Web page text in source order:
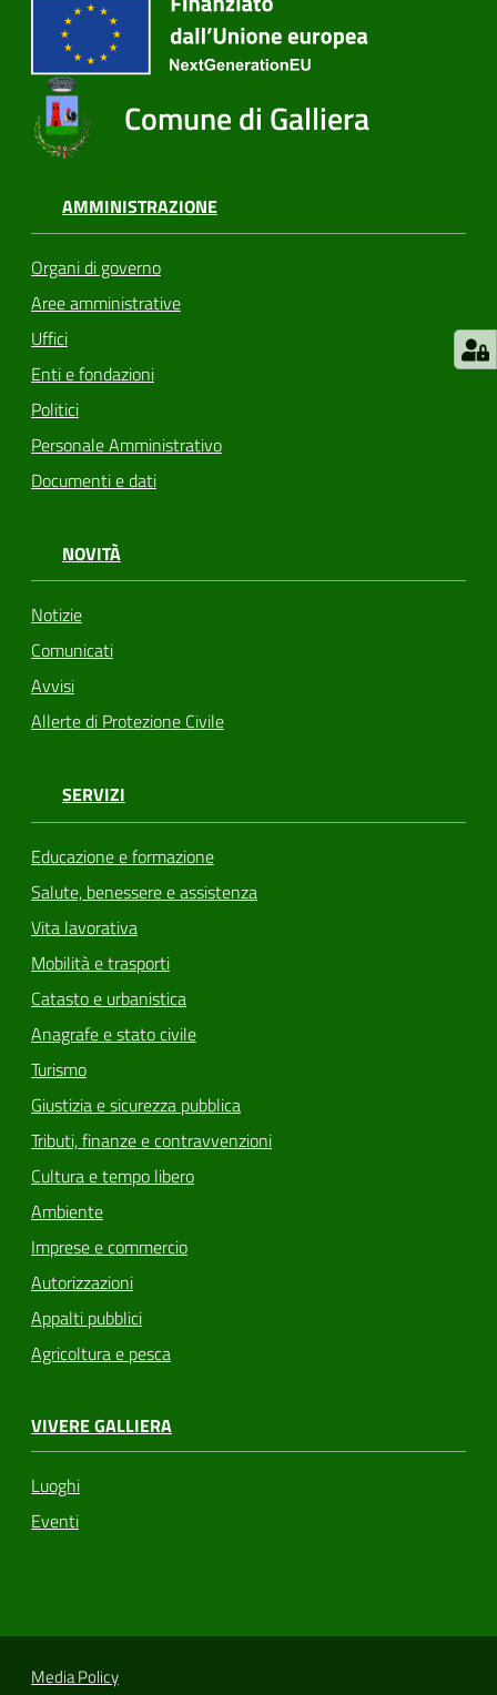
Comune di Galliera
AMMINISTRAZIONE
Organi di governo
Aree amministrative
Uffici
Enti e fondazioni
Politici
Personale Amministrativo
Documenti e dati
NOVITÀ
Notizie
Comunicati
Avvisi
Allerte di Protezione Civile
SERVIZI
Educazione e formazione
Salute, benessere e assistenza
Vita lavorativa
Mobilità e trasporti
Catasto e urbanistica
Anagrafe e stato civile
Turismo
Giustizia e sicurezza pubblica
Tributi, finanze e contravvenzioni
Cultura e tempo libero
Ambiente
Imprese e commercio
Autorizzazioni
Appalti pubblici
Agricoltura e pesca
VIVERE GALLIERA
Luoghi
Eventi
Media Policy